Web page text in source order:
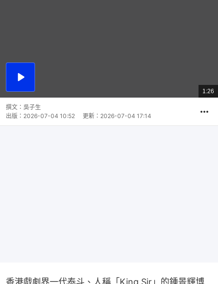
播
總
共
1:26
撰文： 吳子生
出版： 2026-07-04 10:52 更新： 2026-07-04 17:14
香港戲劇界一代泰斗、人稱「King Sir」的鍾景輝博